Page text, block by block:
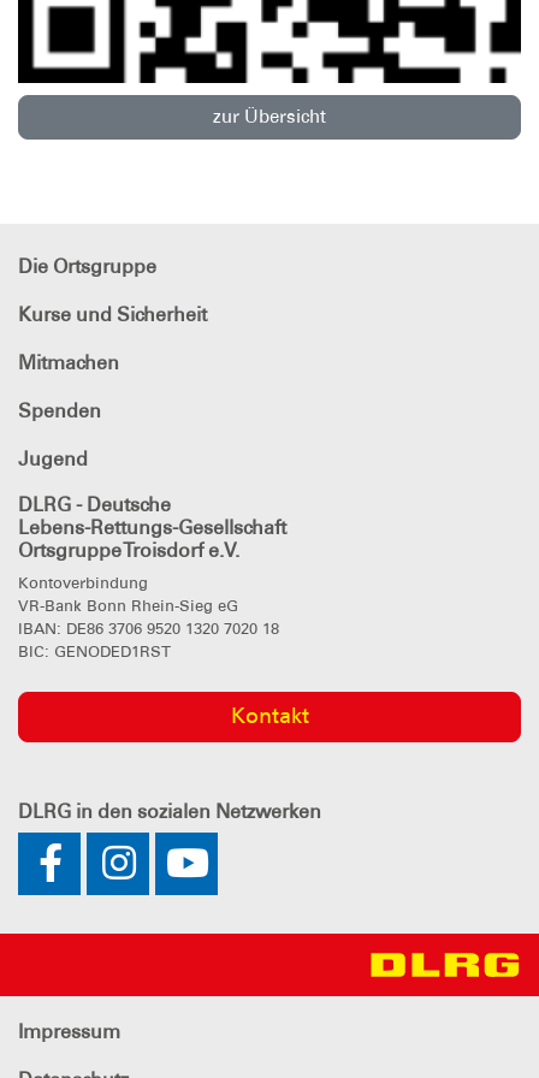
zur Übersicht
Die Ortsgruppe
Kurse und Sicherheit
Mitmachen
Spenden
Jugend
DLRG - Deutsche
Lebens-Rettungs-Gesellschaft
Ortsgruppe Troisdorf e.V.
Kontoverbindung
VR-Bank Bonn Rhein-Sieg eG
IBAN: DE86 3706 9520 1320 7020 18
BIC: GENODED1RST
Kontakt
DLRG in den sozialen Netzwerken
Impressum